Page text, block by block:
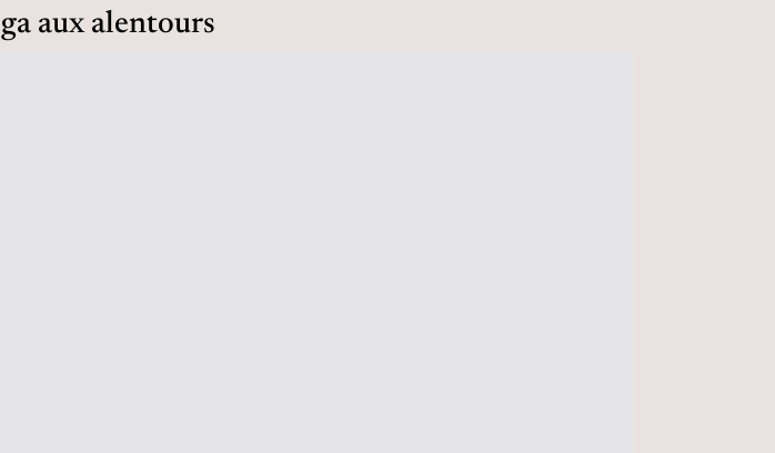
aux alentours